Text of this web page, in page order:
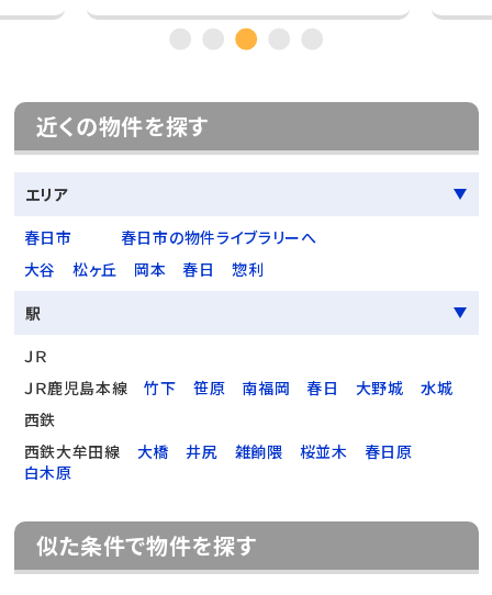
近くの物件を探す
エリア
春日市
春日市の物件ライブラリーへ
大谷
松ヶ丘 岡本 春日
惣利
駅
ＪＲ
ＪＲ鹿児島本線
竹下 笹原 南福岡 春日 大野城
水城
西鉄
西鉄大牟田線
大橋 井尻 雑餉隈 桜並木
春日原
白木原
似た条件で物件を探す